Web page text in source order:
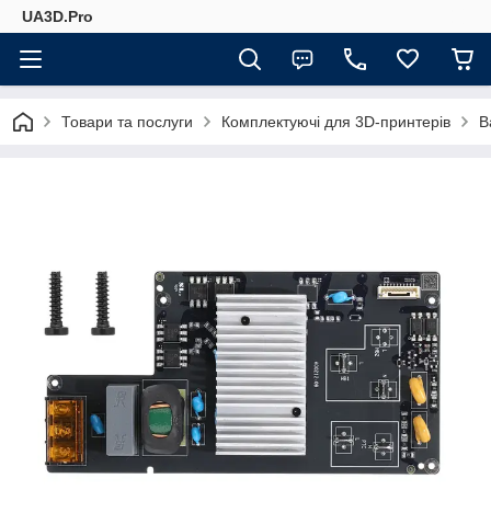
UA3D.Pro
Товари та послуги Комплектуючі для 3D-принтерів